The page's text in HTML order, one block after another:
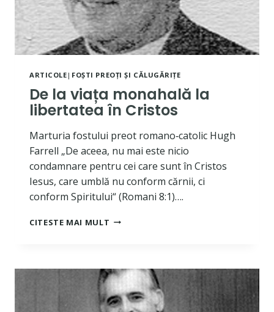
ARTICOLE | FOȘTI PREOȚI ȘI CĂLUGĂRIȚE
De la viața monahală la
libertatea în Cristos
Marturia fostului preot romano‐catolic Hugh
Farrell „De aceea, nu mai este nicio
condamnare pentru cei care sunt în Cristos
Iesus, care umblă nu conform cărnii, ci
conform Spiritului“ (Romani 8:1)….
CITESTE MAI MULT DE
LA
LIBERTATEA
ÎN
CRISTOS